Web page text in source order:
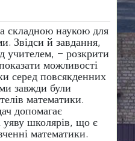
складною наукою для
Звідси й завдання,
учителем, – розкрити
можливості
серед повсякденних
завжди були
математики.
допомагає
уяву школярів, що є
математики.